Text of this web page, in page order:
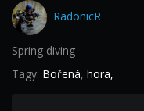
RadonicR
Spring diving
Tagy: Bořená, hora,